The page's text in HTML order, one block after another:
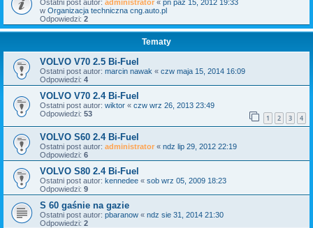
Ostatni post autor: administrator « pn paź 15, 2012 19:33
w Organizacja techniczna cng.auto.pl
Odpowiedzi: 2
Tematy
VOLVO V70 2.5 Bi-Fuel
Ostatni post autor: marcin nawak « czw maja 15, 2014 16:09
Odpowiedzi: 4
VOLVO V70 2.4 Bi-Fuel
Ostatni post autor: wiktor « czw wrz 26, 2013 23:49
Odpowiedzi: 53 1 2 3 4
VOLVO S60 2.4 Bi-Fuel
Ostatni post autor: administrator « ndz lip 29, 2012 22:19
Odpowiedzi: 6
VOLVO S80 2.4 Bi-Fuel
Ostatni post autor: kennedee « sob wrz 05, 2009 18:23
Odpowiedzi: 9
S 60 gaśnie na gazie
Ostatni post autor: pbaranow « ndz sie 31, 2014 21:30
Odpowiedzi: 2